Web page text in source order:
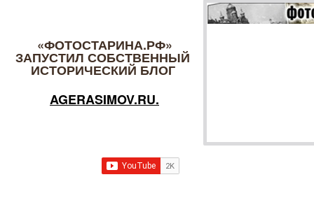
«ФОТОСТАРИНА.РФ»
ЗАПУСТИЛ СОБСТВЕННЫЙ
ИСТОРИЧЕСКИЙ БЛОГ
AGERASIMOV.RU.